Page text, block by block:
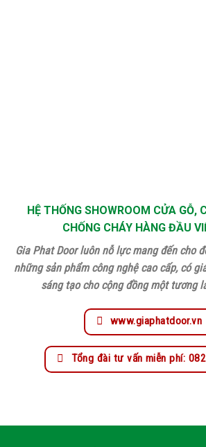
HỆ THỐNG SHOWROOM CỬA GỖ,
CHỐNG CHÁY HÀNG ĐẦU
Gia Phat Door luôn nỗ lực mang đến cho
những sản phẩm công nghệ cao cấp, có
sáng tạo cho cộng đồng một tương
www.giaphatdoor.vn
Tổng đài tư vấn miễn phí: